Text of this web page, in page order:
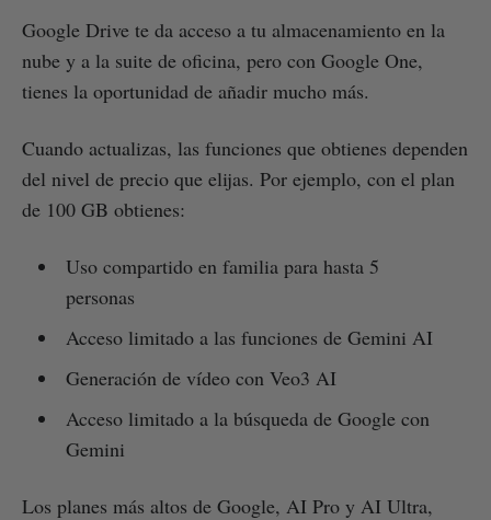
Google Drive te da acceso a tu almacenamiento en la
nube y a la suite de oficina, pero con Google One,
tienes la oportunidad de añadir mucho más.
Cuando actualizas, las funciones que obtienes dependen
del nivel de precio que elijas. Por ejemplo, con el plan
de 100 GB obtienes:
Uso compartido en familia para hasta 5
personas
Acceso limitado a las funciones de Gemini AI
Generación de vídeo con Veo3 AI
Acceso limitado a la búsqueda de Google con
Gemini
Los planes más altos de Google, AI Pro y AI Ultra,